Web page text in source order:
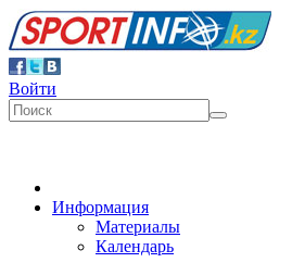
Войти
Информация
Материалы
Календарь